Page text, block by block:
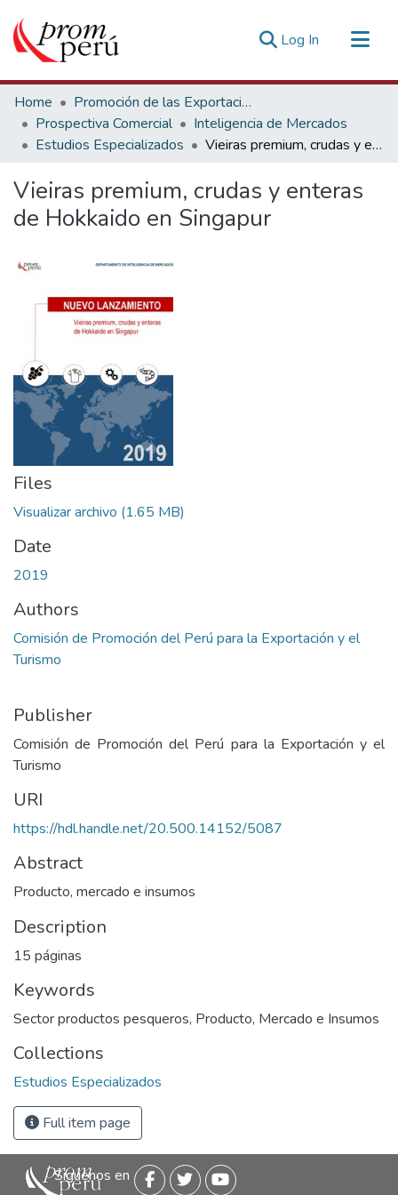
Log In (current)
Communities & Collections
All of DSpace
Statistics
Home
Promoción de las Exportaciones
Prospectiva Comercial
Inteligencia de Mercados
Estudios Especializados
Vieiras premium, crudas y enteras de Hokkaido en Singapur
Vieiras premium, crudas y enteras
de Hokkaido en Singapur
Files
Visualizar archivo (1.65 MB)
Date
2019
Authors
Comisión de Promoción del Perú para la Exportación y el
Turismo
Publisher
Comisión de Promoción del Perú para la Exportación y el
Turismo
URI
https://hdl.handle.net/20.500.14152/5087
Abstract
Producto, mercado e insumos
Description
15 páginas
Keywords
Sector productos pesqueros, Producto, Mercado e Insumos
Collections
Estudios Especializados
Full item page
Siguenos en